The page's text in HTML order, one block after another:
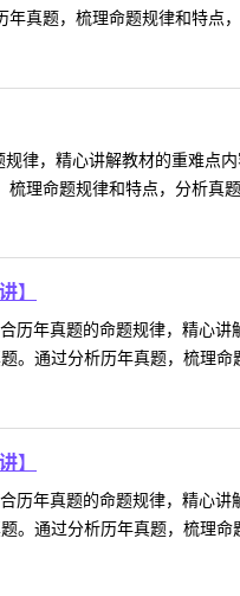
真题，梳理命题规律和特点
律，精心讲解教材的重难点
理命题规律和特点，分析真
】
历年真题的命题规律，精心讲
。通过分析历年真题，梳理命
】
历年真题的命题规律，精心讲
。通过分析历年真题，梳理命